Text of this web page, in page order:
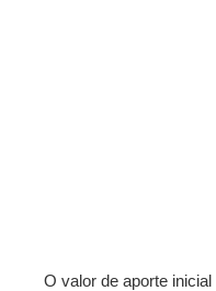
O valor de aporte